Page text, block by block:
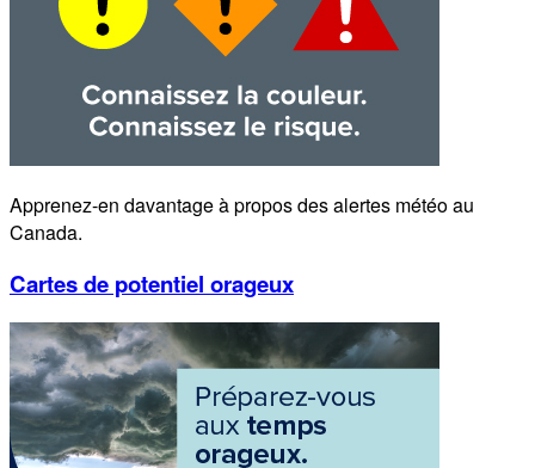
Apprenez-en davantage à propos des alertes météo au
Canada.
Cartes de potentiel orageux